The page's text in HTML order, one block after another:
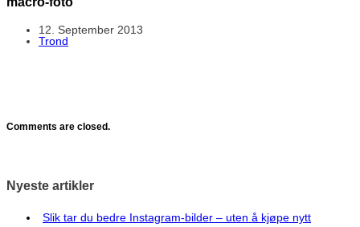
12. September 2013
Trond
Comments are closed.
Nyeste artikler
Slik tar du bedre Instagram-bilder – uten å kjøpe nytt